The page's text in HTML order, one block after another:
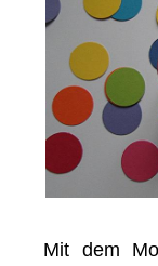
Mit dem